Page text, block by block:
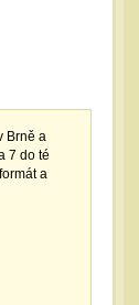
Brně a
7 do té
a